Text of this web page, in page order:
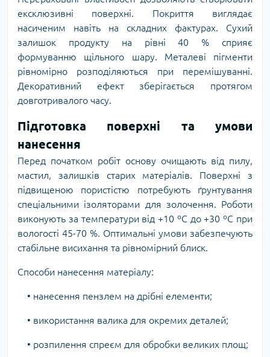
ексклюзивні поверхні. Покриття виглядає
насиченим навіть на складних фактурах. Сухий
залишок продукту на рівні 40 % сприяє
формуванню щільного шару. Металеві пігменти
рівномірно розподіляються при перемішуванні.
Декоративний ефект зберігається протягом
довготривалого часу.
Підготовка поверхні та умови
нанесення
Перед початком робіт основу очищають від пилу,
мастил, залишків старих матеріалів. Поверхні з
підвищеною пористістю потребують ґрунтування
спеціальними ізоляторами для золочення. Роботи
виконують за температури від +10 ºC до +30 ºC при
вологості 45-70 %. Оптимальні умови забезпечують
стабільне висихання та рівномірний блиск.
Способи нанесення матеріалу:
• нанесення пензлем на дрібні елементи;
• використання валика для окремих деталей;
• розпилення спреєм для обробки великих площ;